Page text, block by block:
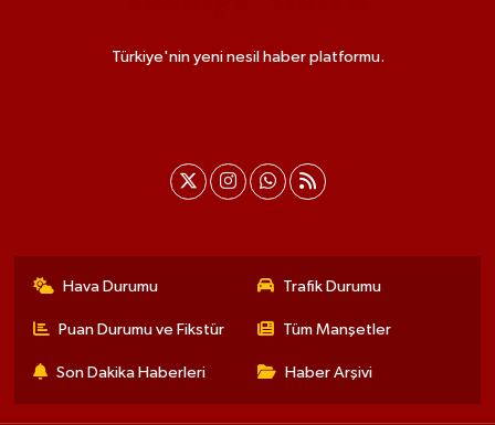
Türkiye'nin yeni nesil haber platformu.
Hava Durumu Trafik Durumu
Puan Durumu ve Fikstür Tüm Manşetler
Son Dakika Haberleri Haber Arşivi